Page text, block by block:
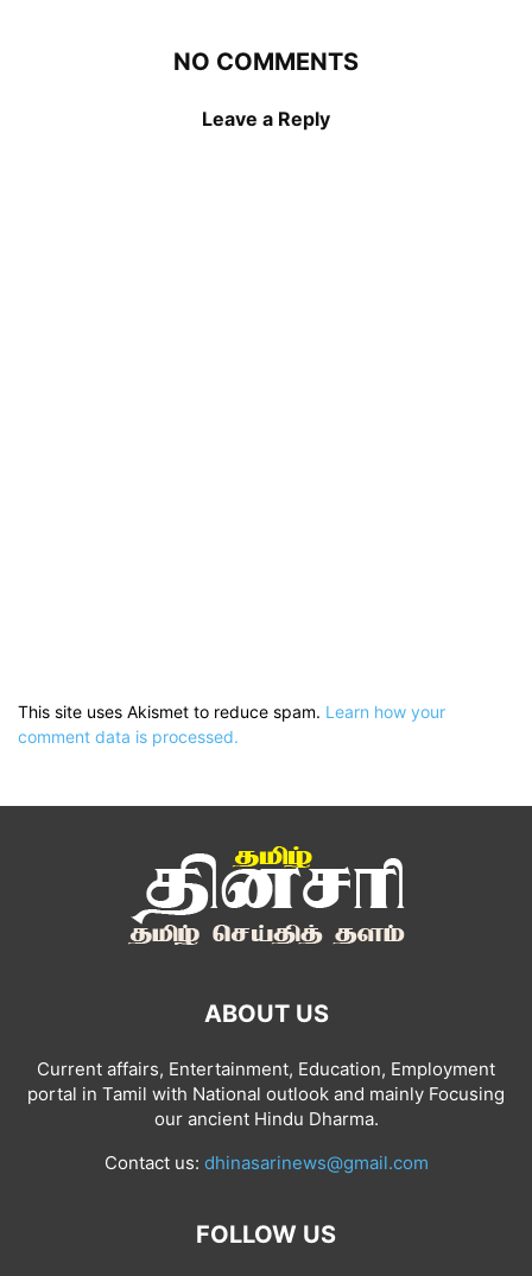
NO COMMENTS
Leave a Reply
This site uses Akismet to reduce spam. Learn how your
comment data is processed.
ABOUT US
Current affairs, Entertainment, Education, Employment
portal in Tamil with National outlook and mainly Focusing
our ancient Hindu Dharma.
Contact us: dhinasarinews@gmail.com
FOLLOW US